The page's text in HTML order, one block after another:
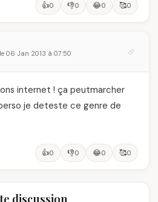
👍0 👎0 😂0 🥰0
06 Jan 2013 à 07:50
internet ! ça peutmarcher
je deteste ce genre de
👍0 👎0 😂0 🥰0
discussion